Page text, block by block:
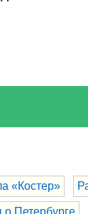
«Костер»